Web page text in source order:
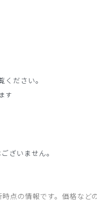
ださい。
す
ざいません。
点の情報です。価格など